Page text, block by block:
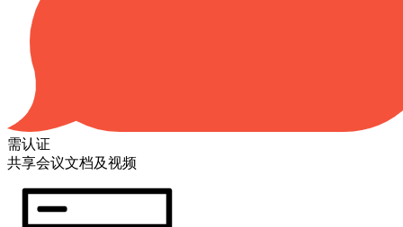
需认证
共享会议文档及视频